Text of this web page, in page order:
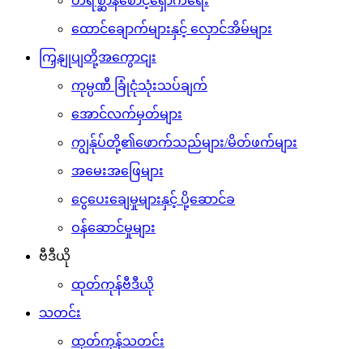
ထောင်ချောက်များနှင့် လှောင်အိမ်များ
ကြှနျုပျတို့အကွောငျး
ကုမ္ပဏီ ခြုံငုံသုံးသပ်ချက်
အောင်လက်မှတ်များ
ကျွန်ုပ်တို့၏ဖောက်သည်များ/မိတ်ဖက်များ
အမေးအဖြေများ
ငွေပေးချေမှုများနှင့် ပို့ဆောင်ခ
ဝန်ဆောင်မှုများ
ဗီဒီယို
ထုတ်ကုန်ဗီဒီယို
သတင်း
ထုတ်ကုန်သတင်း